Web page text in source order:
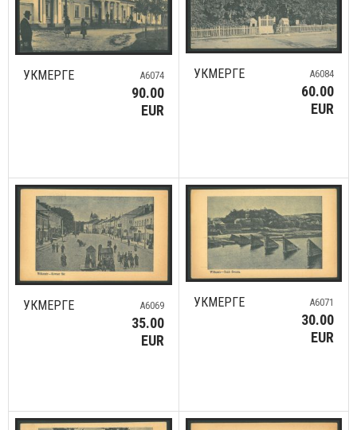
УКМЕРГЕ A6074
90.00
EUR
УКМЕРГЕ A6084
60.00
EUR
УКМЕРГЕ A6069
35.00
EUR
УКМЕРГЕ A6071
30.00
EUR